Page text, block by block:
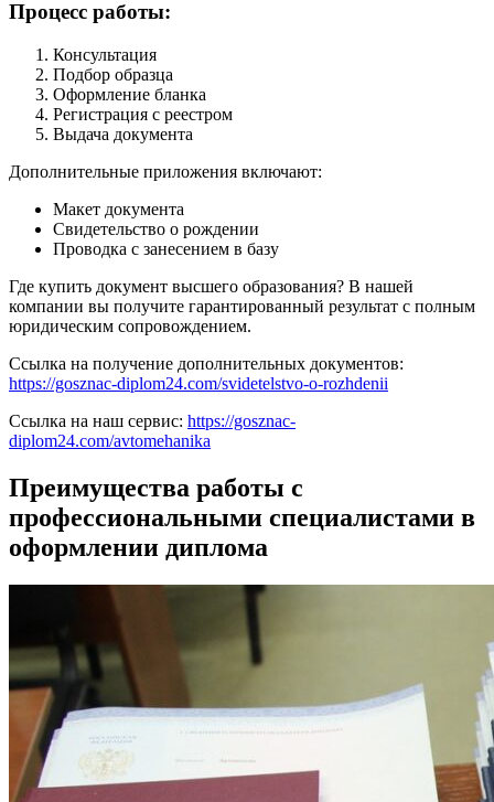
Процесс работы:
Консультация
Подбор образца
Оформление бланка
Регистрация с реестром
Выдача документа
Дополнительные приложения включают:
Макет документа
Свидетельство о рождении
Проводка с занесением в базу
Где купить документ высшего образования? В нашей
компании вы получите гарантированный результат с полным
юридическим сопровождением.
Ссылка на получение дополнительных документов:
https://gosznac-diplom24.com/svidetelstvo-o-rozhdenii
Ссылка на наш сервис: https://gosznac-
diplom24.com/avtomehanika
Преимущества работы с
профессиональными специалистами в
оформлении диплома